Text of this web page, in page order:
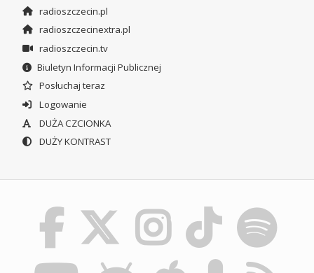
radioszczecin.pl
radioszczecinextra.pl
radioszczecin.tv
Biuletyn Informacji Publicznej
Posłuchaj teraz
Logowanie
DUŻA CZCIONKA
DUŻY KONTRAST